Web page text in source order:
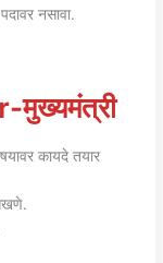
नसावा.
कायदे तयार